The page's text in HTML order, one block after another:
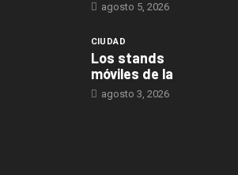
agosto 5, 2026
CIUDAD
Los stands
móviles de la
agosto 3, 2026